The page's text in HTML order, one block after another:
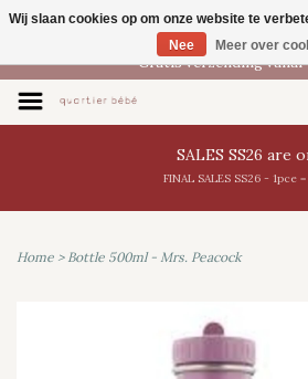
NL
Gratis verzending
SALES SS26 are
FINAL SALES SS26 - 1pce
Home > Bottle 500ml - Mrs. Peacock
Wij slaan cookies op om onze website te
Nee
Meer over